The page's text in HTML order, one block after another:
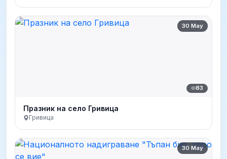
30 May
83
Празник на село Гривица
Гривица
30 May